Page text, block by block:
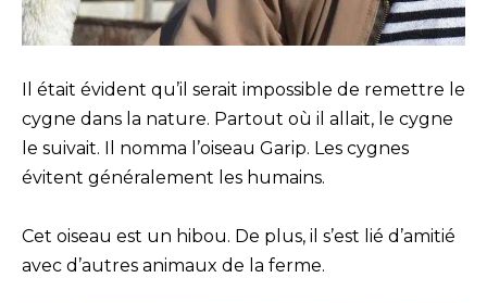
Il était évident qu’il serait impossible de remettre le
cygne dans la nature. Partout où il allait, le cygne
le suivait. Il nomma l’oiseau Garip. Les cygnes
évitent généralement les humains.
Cet oiseau est un hibou. De plus, il s’est lié d’amitié
avec d’autres animaux de la ferme.